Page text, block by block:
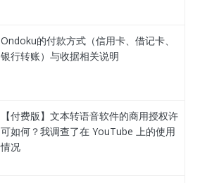
Ondoku的付款方式（信用卡、借记卡、
银行转账）与收据相关说明
【付费版】文本转语音软件的商用授权许
可如何？我调查了在 YouTube 上的使用
情况